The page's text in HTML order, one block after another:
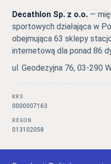
Decathlon Sp. z o.o. —
sportowych działająca w
obejmująca 63 sklepy
internetową dla ponad 86
ul. Geodezyjna 76, 03-290
KRS
0000007163
REGON
013102058